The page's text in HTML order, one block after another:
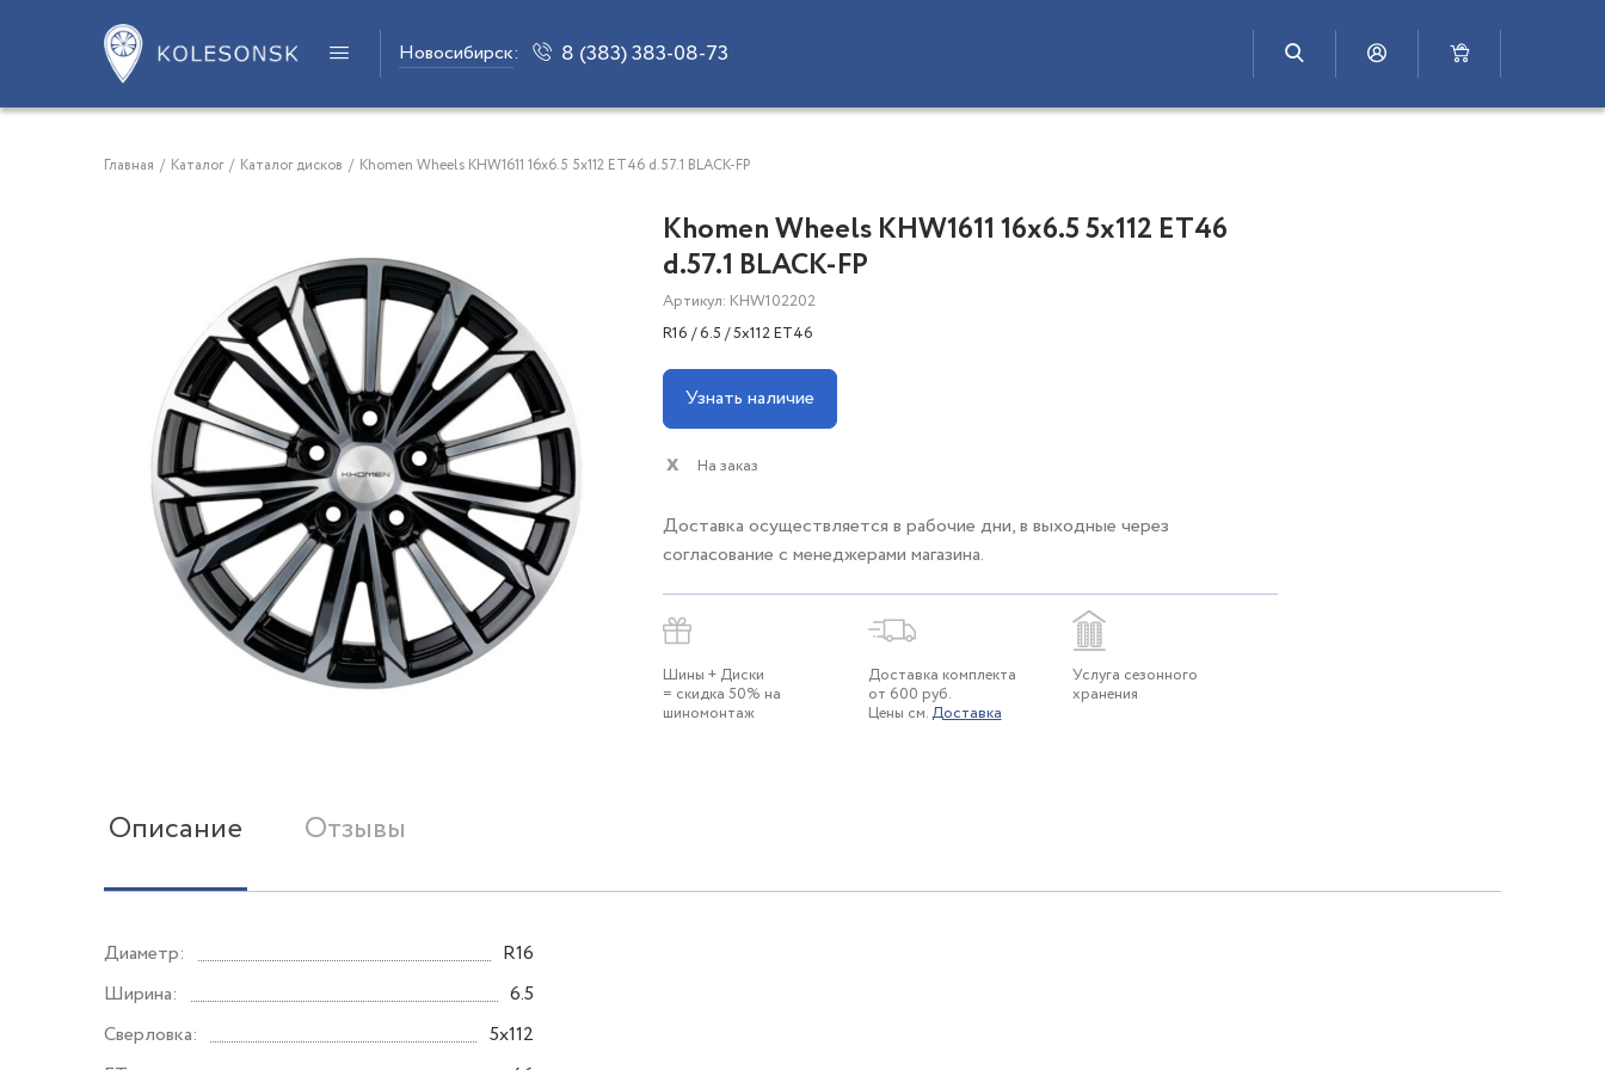
Новосибирск: 8 (383) 383-08-73
Главная / Каталог / Каталог дисков / Khomen Wheels KHW1611 16x6.5 5x112 ET46 d.57.1 BLACK-FP
Khomen Wheels KHW1611 16x6.5 5x112 ET46
d.57.1 BLACK-FP
Артикул: KHW102202
R16 / 6.5 / 5x112 ET46
Узнать наличие
На заказ
Доставка осуществляется в рабочие дни, в выходные через
согласование с менеджерами магазина.
Шины + Диски
= скидка 50% на
шиномонтаж
Доставка комплекта
от 600 руб.
Цены см.Доставка
Услуга сезонного
хранения
Описание Отзывы
Диаметр:
R16
Ширина:
6.5
Сверловка:
5x112